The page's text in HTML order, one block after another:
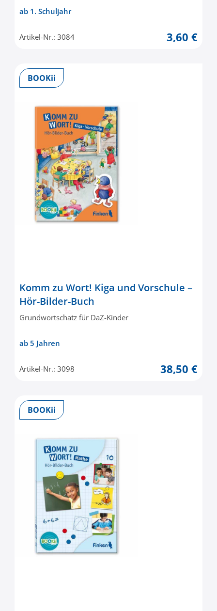
ab 1. Schuljahr
Artikel-Nr.: 3084 3,60 €
BOOKii
Komm zu Wort! Kiga und Vorschule –
Hör-Bilder-Buch
Grundwortschatz für DaZ-Kinder
ab 5 Jahren
Artikel-Nr.: 3098 38,50 €
BOOKii